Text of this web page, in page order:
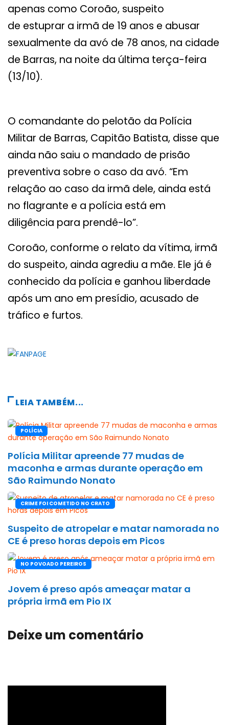
apenas como Coroão, suspeito
de estuprar a irmã de 19 anos e abusar
sexualmente da avó de 78 anos, na cidade
de Barras, na noite da última terça-feira
(13/10).
O comandante do pelotão da Polícia
Militar de Barras, Capitão Batista, disse que
ainda não saiu o mandado de prisão
preventiva sobre o caso da avó. “Em
relação ao caso da irmã dele, ainda está
no flagrante e a polícia está em
diligência para prendê-lo”.
Coroão, conforme o relato da vítima, irmã
do suspeito, ainda agrediu a mãe. Ele já é
conhecido da polícia e ganhou liberdade
após um ano em presídio, acusado de
tráfico e furtos.
LEIA TAMBÉM...
POLÍCIA
Polícia Militar apreende 77 mudas de
maconha e armas durante operação em
São Raimundo Nonato
CRIME FOI COMETIDO NO CRATO
Suspeito de atropelar e matar namorada no
CE é preso horas depois em Picos
NO POVOADO PEREIROS
Jovem é preso após ameaçar matar a
própria irmã em Pio IX
Deixe um comentário